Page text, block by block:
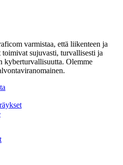
varmistaa, että liikenteen ja
sujuvasti, turvallisesti ja
kyberturvallisuutta. Olemme